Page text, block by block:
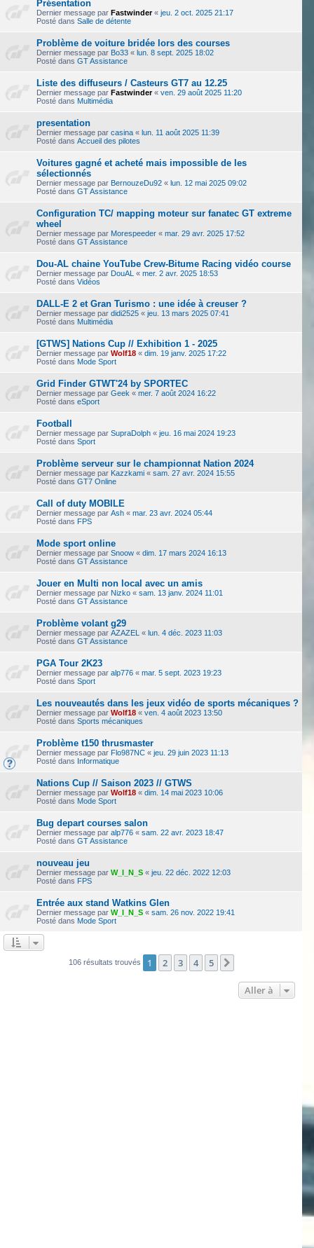
Présentation
Dernier message par Fastwinder« jeu. 2 oct. 2025 21:17
Posté dans Salle de détente
Problème de voiture bridée lors des courses
Dernier message par Bo33 « lun. 8 sept. 2025 18:02
Posté dans GT Assistance
Liste des diffuseurs / Casteurs GT7 au 12.25
Dernier message par Fastwinder« ven. 29 août 2025 11:20
Posté dans Multimédia
presentation
Dernier message par casina « lun. 11 août 2025 11:39
Posté dans Accueil des pilotes
Voitures gagné et acheté mais impossible de les
sélectionnés
Dernier message par BernouzeDu92 « lun. 12 mai 2025 09:02
Posté dans GT Assistance
Configuration TC/ mapping moteur sur fanatec GT extreme
wheel
Dernier message par Morespeeder « mar. 29 avr. 2025 17:52
Posté dans GT Assistance
Dou-AL chaine YouTube Crew-Bitume Racing vidéo course
Dernier message par DouAL « mer. 2 avr. 2025 18:53
Posté dans Vidéos
DALL-E 2 et Gran Turismo : une idée à creuser ?
Dernier message par didi2525 « jeu. 13 mars 2025 07:41
Posté dans Multimédia
[GTWS] Nations Cup // Exhibition 1 - 2025
Dernier message par Wolf18 « dim. 19 janv. 2025 17:22
Posté dans Mode Sport
Grid Finder GTWT'24 by SPORTEC
Dernier message par Geek « mer. 7 août 2024 16:22
Posté dans eSport
Football
Dernier message par SupraDolph « jeu. 16 mai 2024 19:23
Posté dans Sport
Problème serveur sur le championnat Nation 2024
Dernier message par Kazzkami « sam. 27 avr. 2024 15:55
Posté dans GT7 Online
Call of duty MOBILE
Dernier message par Ash « mar. 23 avr. 2024 05:44
Posté dans FPS
Mode sport online
Dernier message par Snoow « dim. 17 mars 2024 16:13
Posté dans GT Assistance
Jouer en Multi non local avec un amis
Dernier message par Nizko « sam. 13 janv. 2024 11:01
Posté dans GT Assistance
Problème volant g29
Dernier message par AZAZEL « lun. 4 déc. 2023 11:03
Posté dans GT Assistance
PGA Tour 2K23
Dernier message par alp776 « mar. 5 sept. 2023 19:23
Posté dans Sport
Les nouveautés dans les jeux vidéo de sports mécaniques ?
Dernier message par Wolf18 « ven. 4 août 2023 13:50
Posté dans Sports mécaniques
Problème t150 thrusmaster
Dernier message par Flo987NC « jeu. 29 juin 2023 11:13
Posté dans Informatique
Nations Cup // Saison 2023 // GTWS
Dernier message par Wolf18 « dim. 14 mai 2023 10:06
Posté dans Mode Sport
Bug depart courses salon
Dernier message par alp776 « sam. 22 avr. 2023 18:47
Posté dans GT Assistance
nouveau jeu
Dernier message par W_I_N_S « jeu. 22 déc. 2022 12:03
Posté dans FPS
Entrée aux stand Watkins Glen
Dernier message par W_I_N_S « sam. 26 nov. 2022 19:41
Posté dans Mode Sport
106 résultats trouvés 1 2 3 4 5
Aller à